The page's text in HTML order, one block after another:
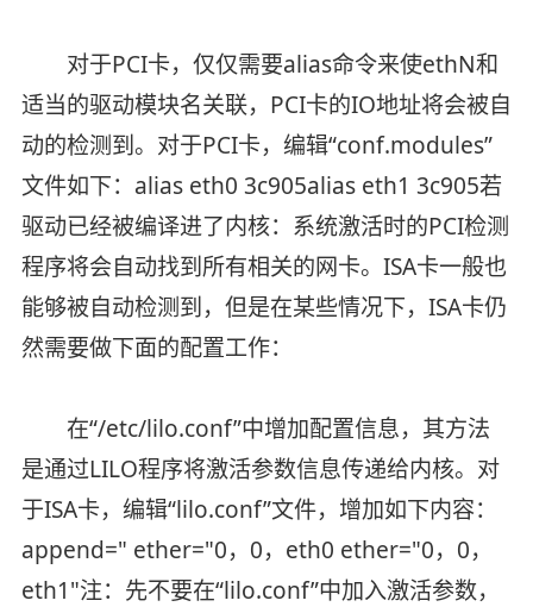
对于PCI卡，仅仅需要alias命令来使ethN和
适当的驱动模块名关联，PCI卡的IO地址将会被自
动的检测到。对于PCI卡，编辑“conf.modules”
文件如下：alias eth0 3c905alias eth1 3c905若
驱动已经被编译进了内核：系统激活时的PCI检测
程序将会自动找到所有相关的网卡。ISA卡一般也
能够被自动检测到，但是在某些情况下，ISA卡仍
然需要做下面的配置工作：
在“/etc/lilo.conf”中增加配置信息，其方法
是通过LILO程序将激活参数信息传递给内核。对
于ISA卡，编辑“lilo.conf”文件，增加如下内容：
append=" ether="0，0，eth0 ether="0，0，
eth1"注：先不要在“lilo.conf”中加入激活参数，